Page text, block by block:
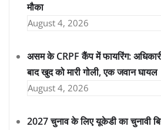
मौका
August 4, 2026
असम के CRPF कैंप में फायरिंग:
बाद खुद को मारी गोली, एक जवान घायल
August 4, 2026
2027 चुनाव के लिए यूकेडी का चुनावी